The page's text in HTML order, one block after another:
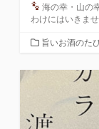
海の幸・山の
わけにはいきま
カ
ゴ
旨いお酒のた